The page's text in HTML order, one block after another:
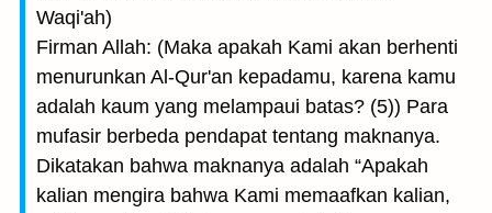
Waqi'ah)
Firman Allah: (Maka apakah Kami akan berhenti
menurunkan Al-Qur'an kepadamu, karena kamu
adalah kaum yang melampaui batas? (5)) Para
mufasir berbeda pendapat tentang maknanya.
Dikatakan bahwa maknanya adalah “Apakah
kalian mengira bahwa Kami memaafkan kalian,